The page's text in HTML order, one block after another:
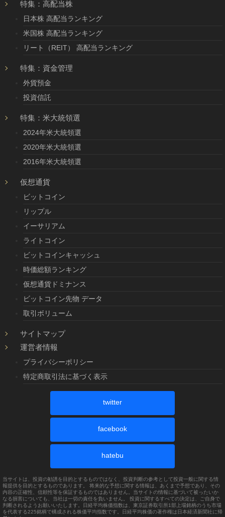
特集：高配当株
日本株 高配当ランキング
米国株 高配当ランキング
リート（REIT） 高配当ランキング
特集：資金管理
外貨預金
投資信託
特集：米大統領選
2024年米大統領選
2020年米大統領選
2016年米大統領選
仮想通貨
ビットコイン
リップル
イーサリアム
ライトコイン
ビットコインキャッシュ
時価総額ランキング
仮想通貨ドミナンス
ビットコイン先物 データ
取引ボリューム
サイトマップ
運営者情報
プライバシーポリシー
特定商取引法に基づく表示
twitter
facebook
hatebu
当サイトは、投資の勧誘を目的とするものではなく、投資判断の参考として投資一般に関する情
報提供を目的とするものであります。 将来的な予想に関する情報は、あくまで予想であり、その
内容の正確性、信頼性等を保証するものではありません。当サイトの情報に基づいて被ったいか
なる損害についても、当社は一切の責任を負いません。 投資に関するすべての決定は、ご自身で
判断されるようお願いいたします。日経平均株価指数は、東京証券取引所1部上場銘柄のうち市場
を代表する225銘柄で構成される株価平均指数です。日経平均株価の著作権は日本経済新聞社に帰